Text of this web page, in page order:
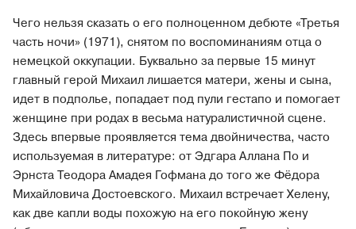
Чего нельзя сказать о его полноценном дебюте «Третья
часть ночи» (1971), снятом по воспоминаниям отца о
немецкой оккупации. Буквально за первые 15 минут
главный герой Михаил лишается матери, жены и сына,
идет в подполье, попадает под пули гестапо и помогает
женщине при родах в весьма натуралистичной сцене.
Здесь впервые проявляется тема двойничества, часто
используемая в литературе: от Эдгара Аллана По и
Эрнста Теодора Амадея Гофмана до того же Фёдора
Михайловича Достоевского. Михаил встречает Хелену,
как две капли воды похожую на его покойную жену